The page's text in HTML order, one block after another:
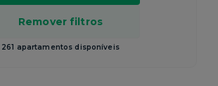
Remover filtros
261 apartamentos disponíveis